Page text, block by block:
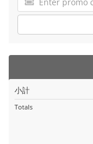
小計
Totals